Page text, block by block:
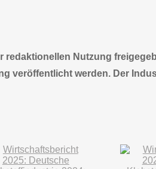
redaktionellen Nutzung
veröffentlicht werden. Der